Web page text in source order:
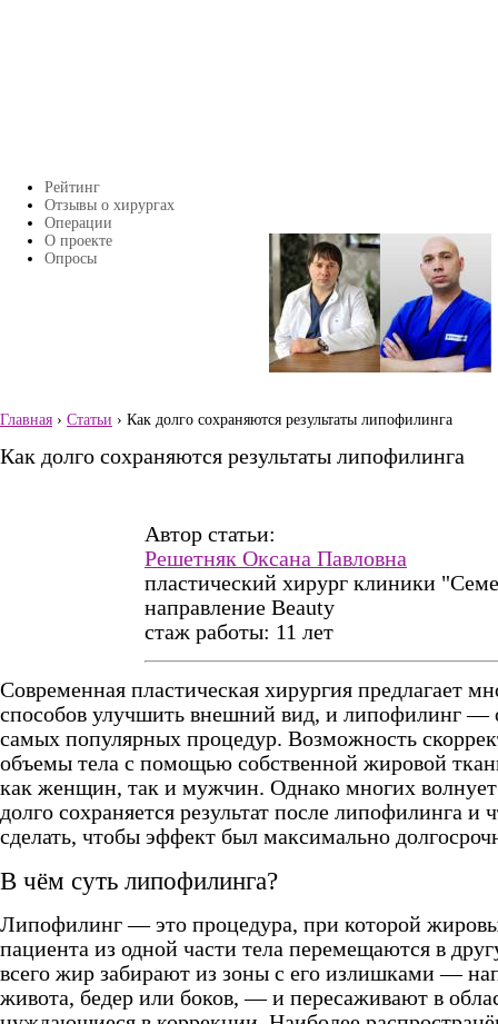
Главное меню
Рейтинг
Отзывы о хирургах
Операции
О проекте
Опросы
Страницы
Главная › Статьи › Как долго сохраняются результаты липофилинга
Как долго сохраняются результаты липофилинга
Автор статьи:
Решетняк Оксана Павловна
пластический хирург клиники
направление Beauty
стаж работы: 11 лет
Современная пластическая хирургия предлагает
способов улучшить внешний вид, и липофилинг —
самых популярных процедур. Возможность
объемы тела с помощью собственной жировой
как женщин, так и мужчин. Однако многих волнует
долго сохраняется результат после липофилинга и
сделать, чтобы эффект был максимально
В чём суть липофилинга?
Липофилинг — это процедура, при которой
пациента из одной части тела перемещаются в
всего жир забирают из зоны с его излишками —
живота, бедер или боков, — и пересаживают в